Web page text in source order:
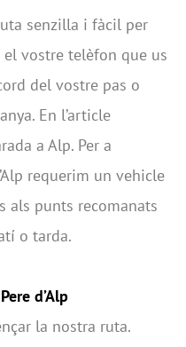
senzilla i fàcil per
vostre telèfon que us
del vostre pas o
En l’article
a Alp. Per a
requerim un vehicle
als punts recomanats
o tarda.
d’Alp
la nostra ruta.